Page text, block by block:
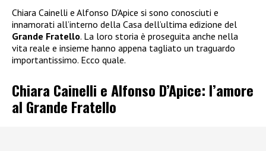
Chiara Cainelli e Alfonso D’Apice si sono conosciuti e
innamorati all’interno della Casa dell’ultima edizione del
Grande Fratello. La loro storia è proseguita anche nella
vita reale e insieme hanno appena tagliato un traguardo
importantissimo. Ecco quale.
Chiara Cainelli e Alfonso D’Apice: l’amore
al Grande Fratello